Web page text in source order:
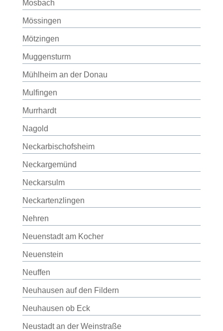
Mosbach
Mössingen
Mötzingen
Muggensturm
Mühlheim an der Donau
Mulfingen
Murrhardt
Nagold
Neckarbischofsheim
Neckargemünd
Neckarsulm
Neckartenzlingen
Nehren
Neuenstadt am Kocher
Neuenstein
Neuffen
Neuhausen auf den Fildern
Neuhausen ob Eck
Neustadt an der Weinstraße